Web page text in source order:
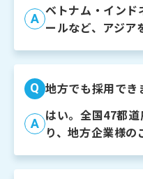
A ベトナム・インド
ールなど、アジア
Q 地方でも採用でき
A はい。全国47都
り、地方企業様の